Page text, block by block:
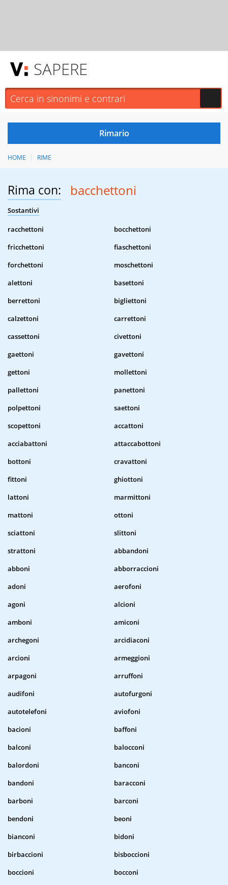
SAPERE
HOME RIME
Rima con: bacchettoni
Sostantivi
racchettoni
bocchettoni
fricchettoni
fiaschettoni
forchettoni
moschettoni
alettoni
basettoni
berrettoni
bigliettoni
calzettoni
carrettoni
cassettoni
civettoni
gaettoni
gavettoni
gettoni
mollettoni
pallettoni
panettoni
polpettoni
saettoni
scopettoni
accattoni
acciabattoni
attaccabottoni
bottoni
cravattoni
fittoni
ghiottoni
lattoni
marmittoni
mattoni
ottoni
sciattoni
slittoni
strattoni
abbandoni
abboni
abborraccioni
adoni
aerofoni
agoni
alcioni
amboni
amiconi
archegoni
arcidiaconi
arcioni
armeggioni
arpagoni
arruffoni
audifoni
autofurgoni
autotelefoni
aviofoni
bacioni
baffoni
balconi
balocconi
balordoni
banconi
bandoni
baracconi
barboni
barconi
bendoni
beoni
bianconi
bidoni
birbaccioni
bisboccioni
boccioni
bocconi